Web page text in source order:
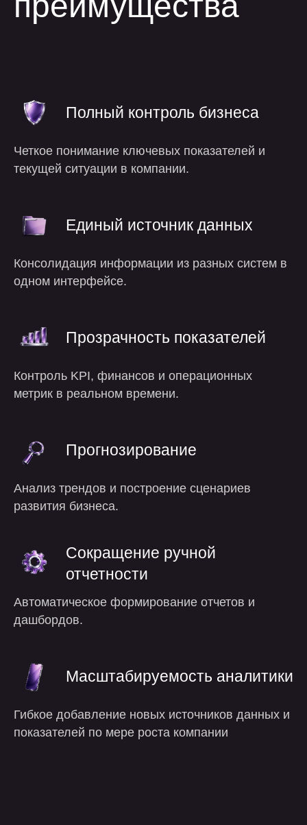
Полный контроль бизнеса
Четкое понимание ключевых показателей и
текущей ситуации в компании.
Единый источник данных
Консолидация информации из разных систем в
одном интерфейсе.
Прозрачность показателей
Контроль KPI, финансов и операционных
метрик в реальном времени.
Прогнозирование
Анализ трендов и построение сценариев
развития бизнеса.
Сокращение ручной
отчетности
Автоматическое формирование отчетов и
дашбордов.
Масштабируемость аналитики
Гибкое добавление новых источников данных и
показателей по мере роста компании